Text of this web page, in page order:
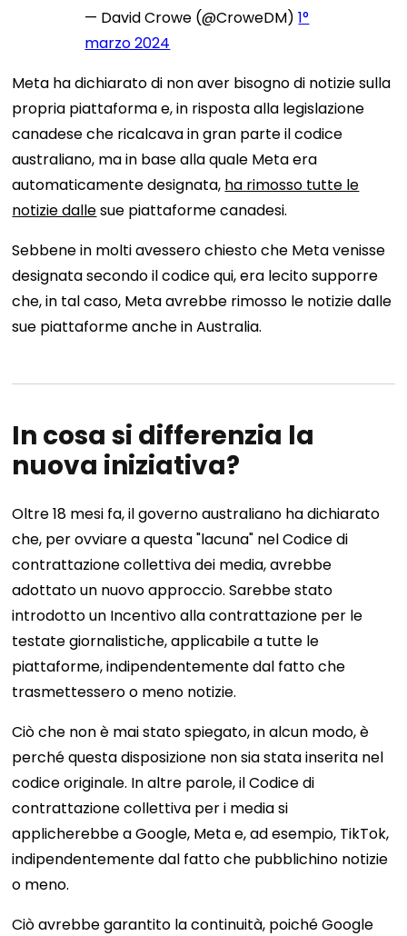
— David Crowe (@CroweDM)1°
marzo 2024
Meta ha dichiarato di non aver bisogno di notizie sulla
propria piattaforma e, in risposta alla legislazione
canadese che ricalcava in gran parte il codice
australiano, ma in base alla quale Meta era
automaticamente designata, ha rimosso tutte le
notizie dallesue piattaforme canadesi.
Sebbene in molti avessero chiesto che Meta venisse
designata secondo il codice qui, era lecito supporre
che, in tal caso, Meta avrebbe rimosso le notizie dalle
sue piattaforme anche in Australia.
In cosa si differenzia la
nuova iniziativa?
Oltre 18 mesi fa, il governo australiano ha dichiarato
che, per ovviare a questa "lacuna" nel Codice di
contrattazione collettiva dei media, avrebbe
adottato un nuovo approccio. Sarebbe stato
introdotto un Incentivo alla contrattazione per le
testate giornalistiche, applicabile a tutte le
piattaforme, indipendentemente dal fatto che
trasmettessero o meno notizie.
Ciò che non è mai stato spiegato, in alcun modo, è
perché questa disposizione non sia stata inserita nel
codice originale. In altre parole, il Codice di
contrattazione collettiva per i media si
applicherebbe a Google, Meta e, ad esempio, TikTok,
indipendentemente dal fatto che pubblichino notizie
o meno.
Ciò avrebbe garantito la continuità, poiché Google